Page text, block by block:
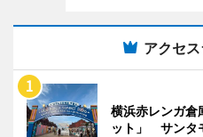
アクセ
横浜赤レンガ倉
ット」 サンタ